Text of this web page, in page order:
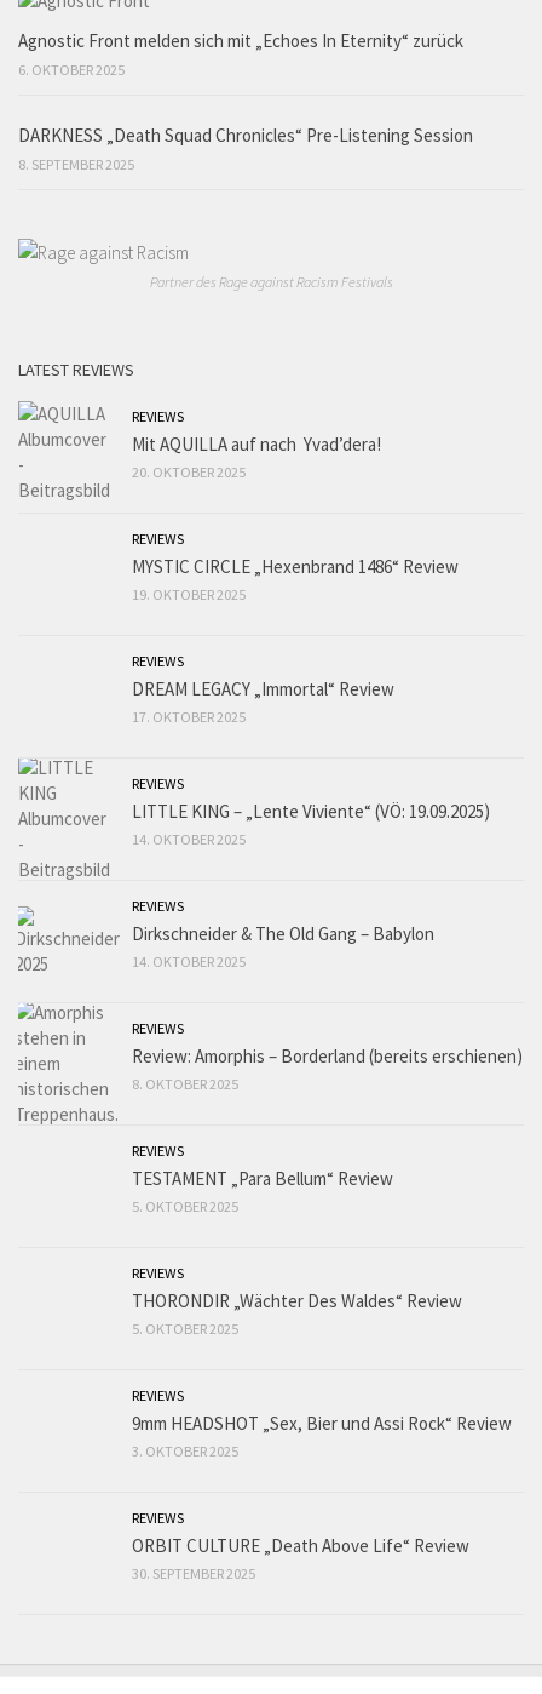
Agnostic Front melden sich mit „Echoes In Eternity“ zurück
6. OKTOBER 2025
DARKNESS „Death Squad Chronicles“ Pre-Listening Session
8. SEPTEMBER 2025
Partner des Rage against Racism Festivals
LATEST REVIEWS
REVIEWS
Mit AQUILLA auf nach Yvad’dera!
20. OKTOBER 2025
REVIEWS
MYSTIC CIRCLE „Hexenbrand 1486“ Review
19. OKTOBER 2025
REVIEWS
DREAM LEGACY „Immortal“ Review
17. OKTOBER 2025
REVIEWS
LITTLE KING – „Lente Viviente“ (VÖ: 19.09.2025)
14. OKTOBER 2025
REVIEWS
Dirkschneider & The Old Gang – Babylon
14. OKTOBER 2025
REVIEWS
Review: Amorphis – Borderland (bereits erschienen)
8. OKTOBER 2025
REVIEWS
TESTAMENT „Para Bellum“ Review
5. OKTOBER 2025
REVIEWS
THORONDIR „Wächter Des Waldes“ Review
5. OKTOBER 2025
REVIEWS
9mm HEADSHOT „Sex, Bier und Assi Rock“ Review
3. OKTOBER 2025
REVIEWS
ORBIT CULTURE „Death Above Life“ Review
30. SEPTEMBER 2025